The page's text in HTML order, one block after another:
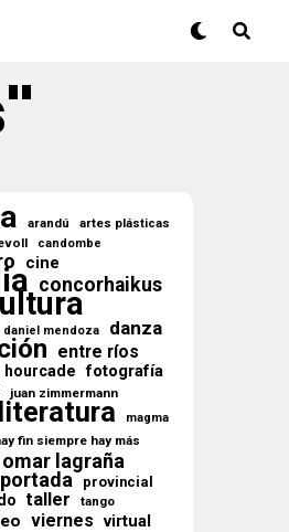
arandú artes plásticas
candombe
cine
concorhaikus
daniel mendoza danza
entre ríos
fotografía
juan zimmermann
literatura magma
fin siempre hay más
omar lagraña
portada provincial
taller tango
viernes virtual